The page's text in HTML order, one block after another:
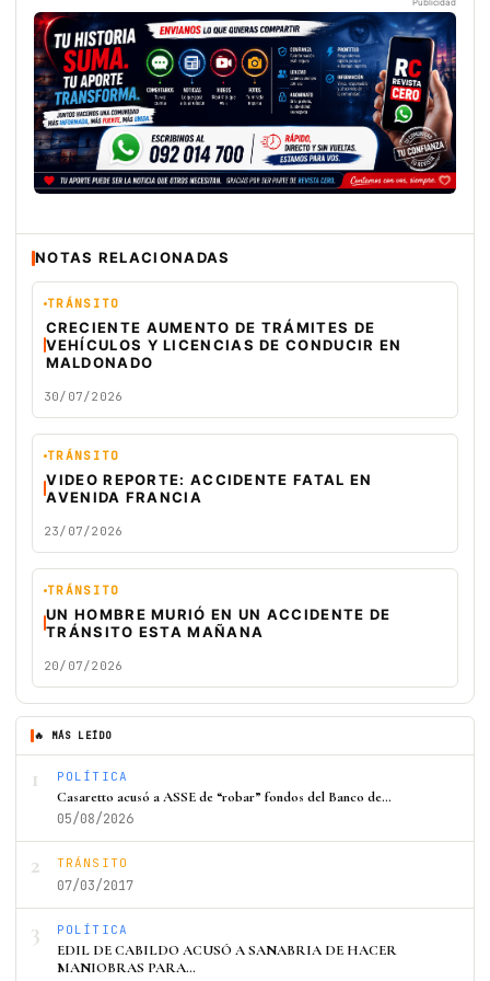
Publicidad
NOTAS RELACIONADAS
TRÁNSITO
CRECIENTE AUMENTO DE TRÁMITES DE
VEHÍCULOS Y LICENCIAS DE CONDUCIR EN
MALDONADO
30/07/2026
TRÁNSITO
VIDEO REPORTE: ACCIDENTE FATAL EN
AVENIDA FRANCIA
23/07/2026
TRÁNSITO
UN HOMBRE MURIÓ EN UN ACCIDENTE DE
TRÁNSITO ESTA MAÑANA
20/07/2026
🔥 MÁS LEÍDO
1 POLÍTICA
Casaretto acusó a ASSE de “robar” fondos del Banco de…
05/08/2026
2 TRÁNSITO
07/03/2017
3 POLÍTICA
EDIL DE CABILDO ACUSÓ A SANABRIA DE HACER
MANIOBRAS PARA…